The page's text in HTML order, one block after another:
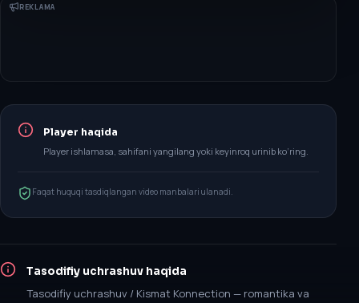
REKLAMA
Player haqida
Player ishlamasa, sahifani yangilang yoki keyinroq urinib ko‘ring.
Faqat huquqi tasdiqlangan video manbalari ulanadi.
Tasodifiy uchrashuv haqida
Tasodifiy uchrashuv / Kismat Konnection — romantika va